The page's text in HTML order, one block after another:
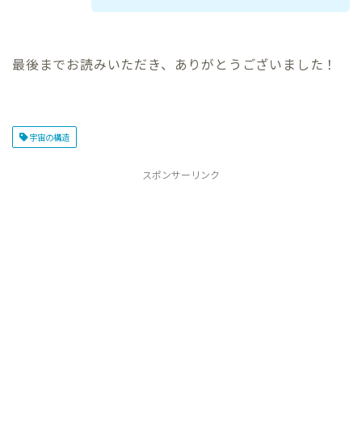
最後までお読みいただき、ありがとうございました！
宇宙の構造
スポンサーリンク